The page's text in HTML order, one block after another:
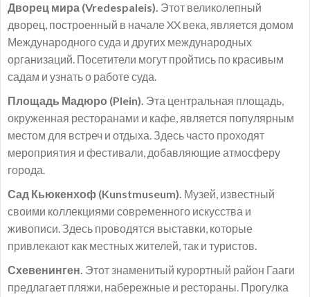
Дворец мира (Vredespaleis). Этот великолепный
дворец, построенный в начале XX века, является домом
Международного суда и других международных
организаций. Посетители могут пройтись по красивым
садам и узнать о работе суда.
Площадь Мадюро (Plein). Эта центральная площадь,
окруженная ресторанами и кафе, является популярным
местом для встреч и отдыха. Здесь часто проходят
мероприятия и фестивали, добавляющие атмосферу
города.
Сад Кьюкенхоф (Kunstmuseum). Музей, известный
своими коллекциями современного искусства и
живописи. Здесь проводятся выставки, которые
привлекают как местных жителей, так и туристов.
Схевенинген. Этот знаменитый курортный район Гааги
предлагает пляжи, набережные и рестораны. Прогулка